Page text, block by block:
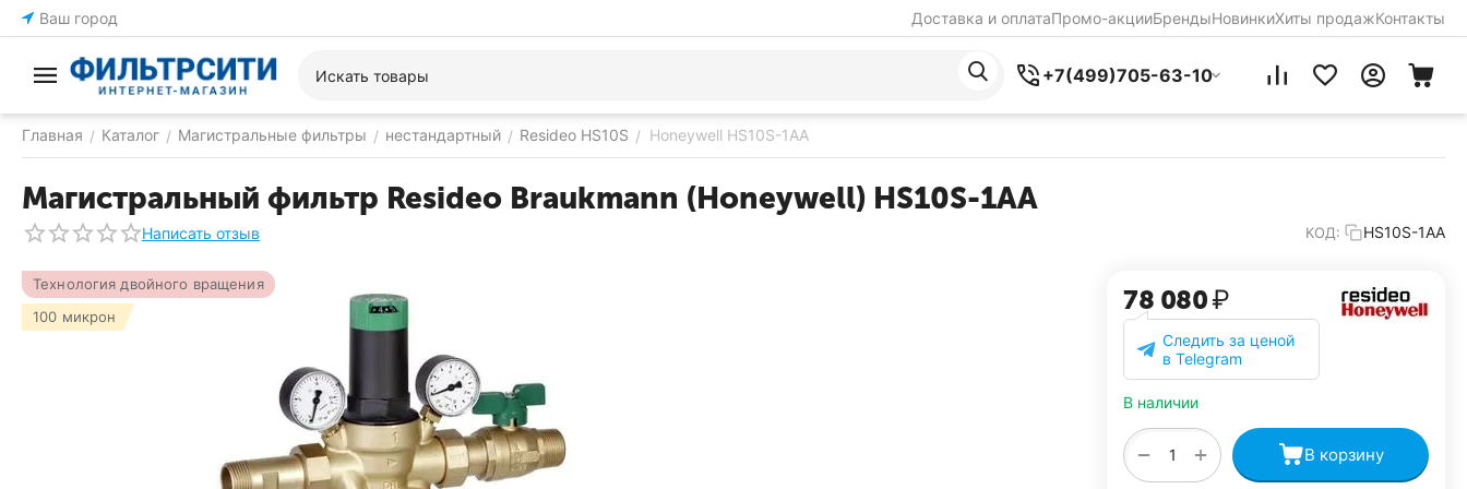
Ваш город Доставка и оплатаПромо-акцииБрендыНовинкиХиты продажКонтакты
+7(499)705-63-10
Главная / Каталог / Магистральные фильтры / нестандартный / Resideo HS10S / Honeywell HS10S-1AA
Магистральный фильтр Resideo Braukmann (Honeywell) HS10S-1AA
Написать отзыв КОД: HS10S-1AA
Технология двойного вращения
100 микрон
78 080₽
Следить за ценой
в Telegram
В наличии
+
− В корзину